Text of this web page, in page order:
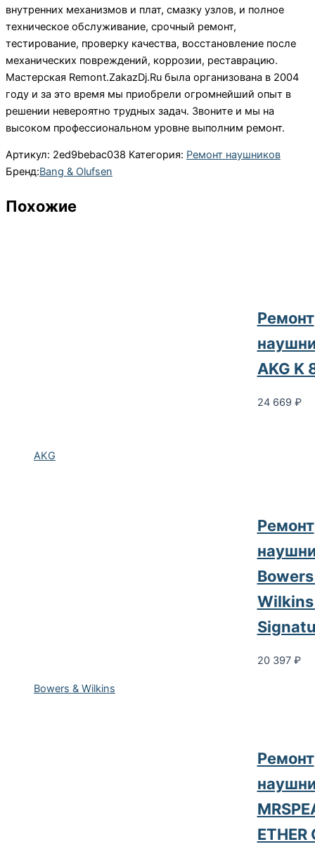
внутренних механизмов и плат, смазку узлов, и полное
техническое обслуживание, срочный ремонт,
тестирование, проверку качества, восстановление после
механических повреждений, коррозии, реставрацию.
Мастерская Remont.ZakazDj.Ru была организована в 2004
году и за это время мы приобрели огромнейший опыт в
решении невероятно трудных задач. Звоните и мы на
высоком профессиональном уровне выполним ремонт.
Артикул: 2ed9bebac038 Категория: Ремонт наушников
Бренд:Bang & Olufsen
Похожие
AKG
Ремонт
AKG K
24 669 ₽
Bowers & Wilkins
Ремонт
Wilkins
20 397 ₽
Ремонт
ETHER